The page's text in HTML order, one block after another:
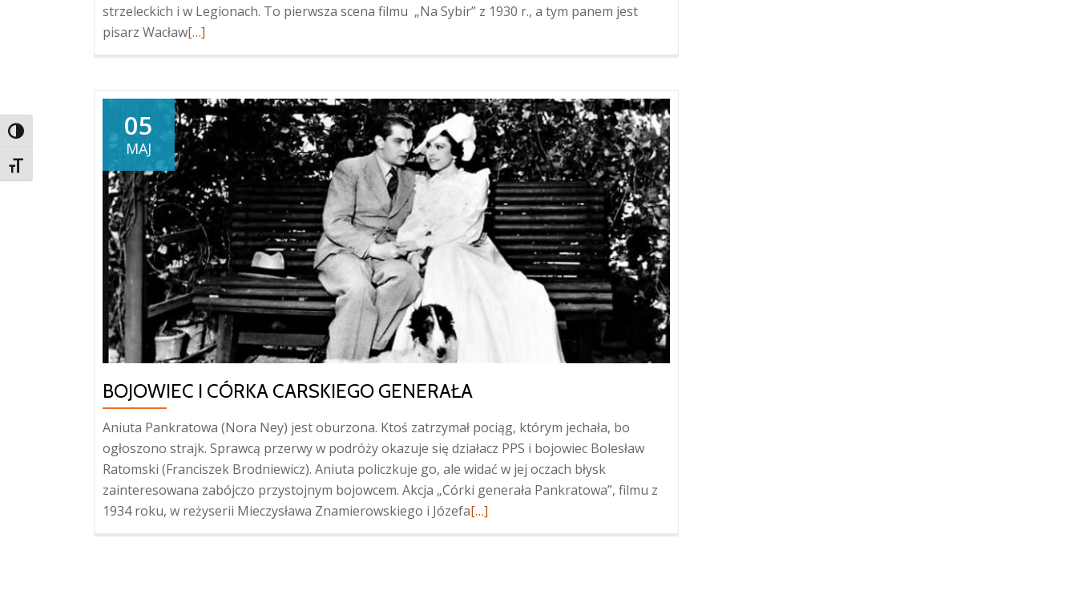
TOGGLE HIGH CONTRAST
TOGGLE FONT SIZE
strzeleckich i w Legionach. To pierwsza scena filmu „Na Sybir” z 1930 r., a tym panem jest
pisarz WacławWięcej
z
dworu
[…]
05
MAJ
BOJOWIEC I CÓRKA CARSKIEGO GENERAŁA
Aniuta Pankratowa (Nora Ney) jest oburzona. Ktoś zatrzymał pociąg, którym jechała, bo
ogłoszono strajk. Sprawcą przerwy w podróży okazuje się działacz PPS i bojowiec Bolesław
Ratomski (Franciszek Brodniewicz). Aniuta policzkuje go, ale widać w jej oczach błysk
zainteresowana zabójczo przystojnym bojowcem. Akcja „Córki generała Pankratowa”, filmu z
1934 roku, w reżyserii Mieczysława Znamierowskiego i JózefaWięcej
[…]